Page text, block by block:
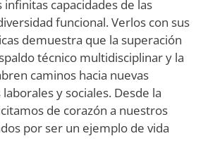
infinitas capacidades de las
funcional. Verlos con sus
demuestra que la superación
técnico multidisciplinar y la
caminos hacia nuevas
y sociales. Desde la
de corazón a nuestros
por ser un ejemplo de vida